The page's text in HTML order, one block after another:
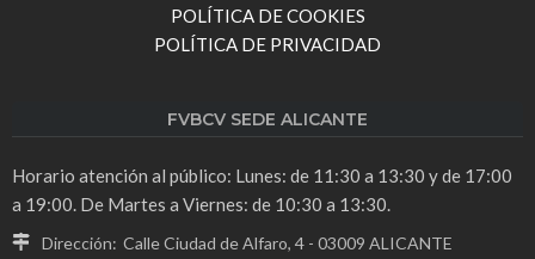
POLÍTICA DE COOKIES
POLÍTICA DE PRIVACIDAD
FVBCV SEDE ALICANTE
Horario atención al público: Lunes: de 11:30 a 13:30 y de 17:00
a 19:00. De Martes a Viernes: de 10:30 a 13:30.
Dirección: Calle Ciudad de Alfaro, 4 - 03009 ALICANTE